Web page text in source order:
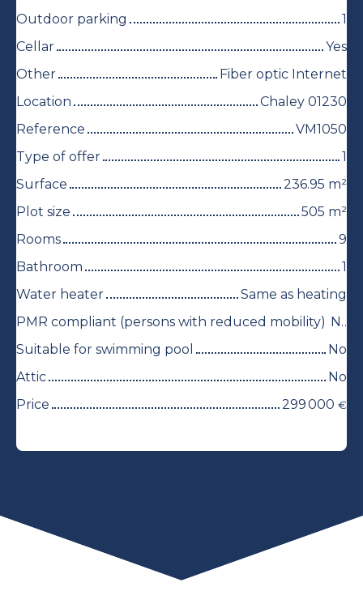
Outdoor parking
1
Cellar
Yes
Other
Fiber optic Internet
Location
Chaley 01230
Reference
VM1050
Type of offer
1
Surface
236.95 m²
Plot size
505 m²
Rooms
9
Bathroom
1
Water heater
Same as heating
PMR compliant (persons with reduced mobility)
No
Suitable for swimming pool
No
Attic
No
Price
299 000 €